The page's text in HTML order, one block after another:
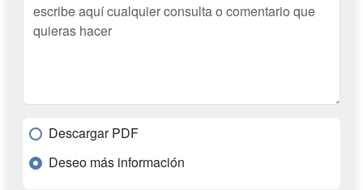
Descargar PDF
Deseo más información